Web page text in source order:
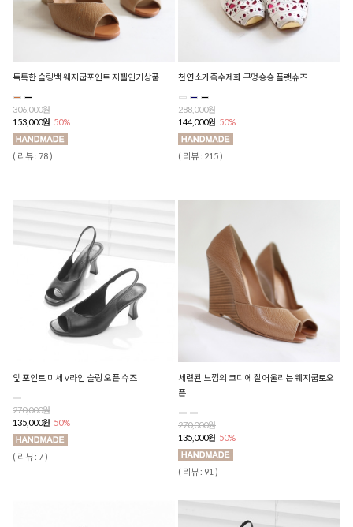
독특한 슬링백 웨지굽포인트 지젤인기상품
306,000원
153,000원 50%
( 리뷰 : 78 )
천연소가죽수제화 구멍숑숑 플랫슈즈
288,000원
144,000원 50%
( 리뷰 : 215 )
앞 포인트 미세 v라인 슬링 오픈 슈즈
270,000원
135,000원 50%
( 리뷰 : 7 )
세련된 느낌의 코디에 잘어울리는 웨지굽토오
픈
270,000원
135,000원 50%
( 리뷰 : 91 )